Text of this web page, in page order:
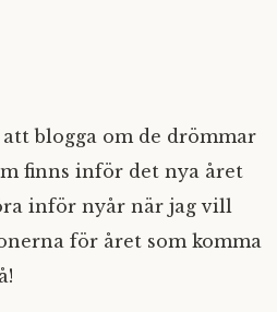
blogga om de drömmar
finns inför det nya året
inför nyår när jag vill
för året som komma